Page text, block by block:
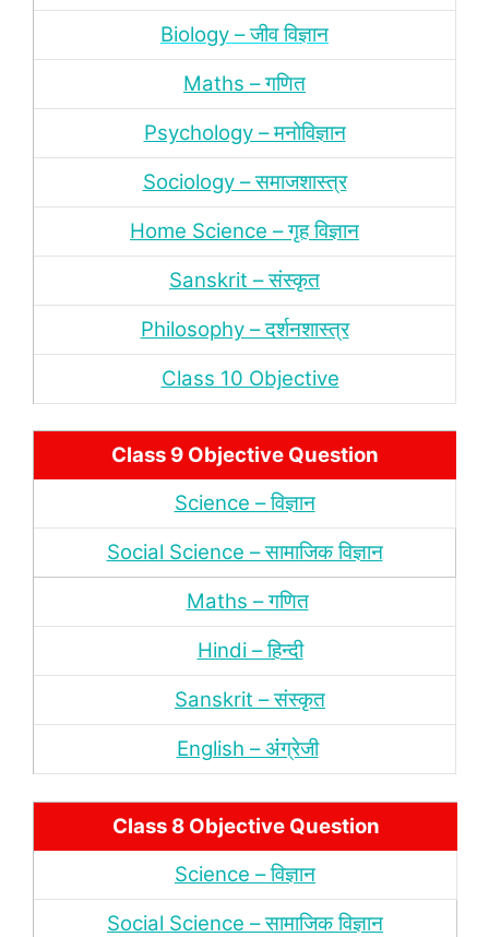
Biology – जीव विज्ञान
Maths – गणित
Psychology – मनोविज्ञान
Sociology – समाजशास्‍त्र
Home Science – गृह विज्ञान
Sanskrit – संस्‍कृत
Philosophy – दर्शनशास्‍त्र
Class 10 Objective
Class 9 Objective Question
Science – विज्ञान
Social Science – सामाजिक विज्ञान
Maths – गणित
Hindi – हिन्‍दी
Sanskrit – संस्‍कृत
English – अंंग्रेजी
Class 8 Objective Question
Science – विज्ञान
Social Science – सामाजिक विज्ञान